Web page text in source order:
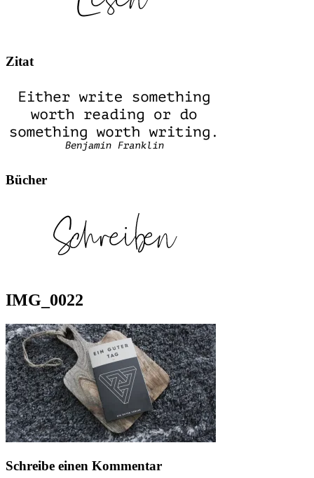
Zitat
Bücher
IMG_0022
Schreibe einen Kommentar